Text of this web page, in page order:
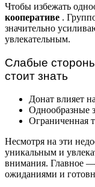
Чтобы избежать
кооперативе .
значительно
увлекательным.
Слабые
стоит знать
Донат влияет
Однообразные
Ограниченная
Несмотря на эти
уникальным и
внимания. Главное
ожиданиями и